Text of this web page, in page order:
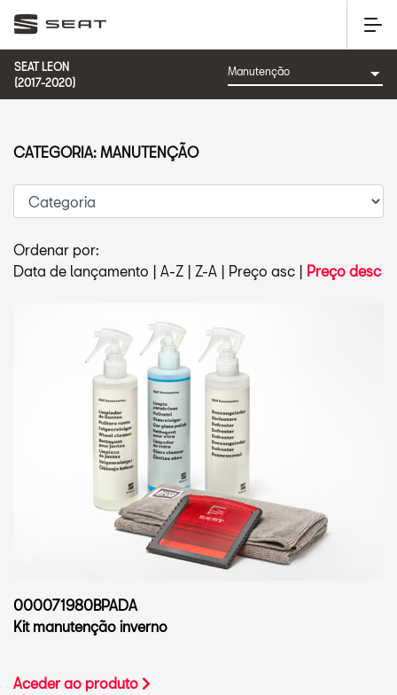
SEAT LEON
(2017-2020)
Ordenar por:
Data de lançamento | A-Z | Z-A | Preço asc | Preço desc
000071980BPADA
Kit manutenção inverno
Aceder ao produto
CATEGORIA: MANUTENÇÃO